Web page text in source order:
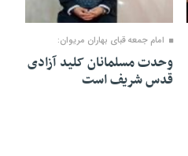
امام جمعه قبای بهاران مریوان:
وحدت مسلمانان کلید آزادی
قدس شریف است